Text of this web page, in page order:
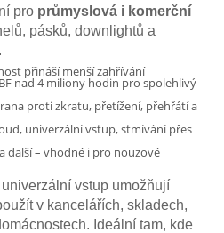
pro průmyslová i komerční
pásků, downlightů a
přináší menší zahřívání
nad 4 miliony hodin pro spolehlivý
proti zkratu, přetížení, přehřátí a
univerzální vstup, stmívání přes
a další – vhodné i pro nouzové
vstup umožňují
v kancelářích, skladech,
Ideální tam, kde